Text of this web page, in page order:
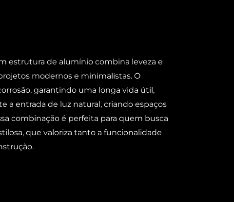
estrutura de alumínio combina leveza e
modernos e minimalistas. O
garantindo uma longa vida útil,
a entrada de luz natural, criando espaços
combinação é perfeita para quem busca
que valoriza tanto a funcionalidade